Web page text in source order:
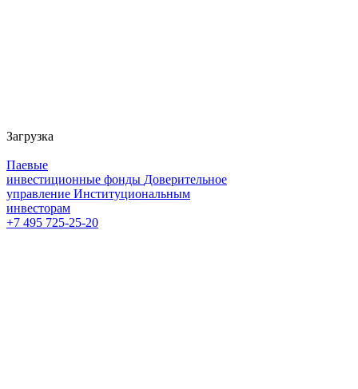
Загрузка
Паевые
инвестиционные фонды Доверительное
управление Институциональным
инвесторам
+7 495 725-25-20